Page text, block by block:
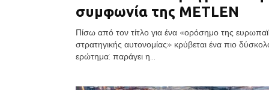
συμφωνία της METLEN
Πίσω από τον τίτλο για ένα «ορόσημο της
στρατηγικής αυτονομίας» κρύβεται ένα πιο
ερώτημα: παράγει η...